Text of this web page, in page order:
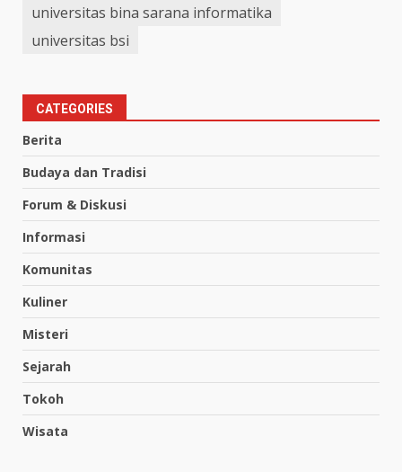
universitas bina sarana informatika
universitas bsi
CATEGORIES
Berita
Budaya dan Tradisi
Forum & Diskusi
Informasi
Komunitas
Kuliner
Misteri
Sejarah
Tokoh
Wisata